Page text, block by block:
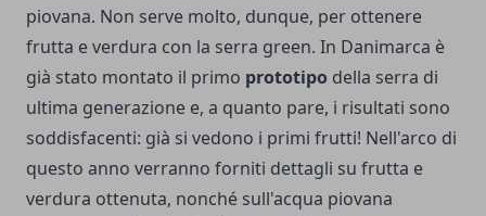
piovana. Non serve molto, dunque, per ottenere
frutta e verdura con la serra green. In Danimarca è
già stato montato il primo prototipo della serra di
ultima generazione e, a quanto pare, i risultati sono
soddisfacenti: già si vedono i primi frutti! Nell'arco di
questo anno verranno forniti dettagli su frutta e
verdura ottenuta, nonché sull'acqua piovana